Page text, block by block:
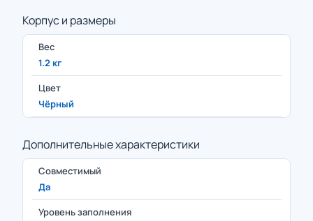
Корпус и размеры
Вес
1.2 кг
Цвет
Чёрный
Дополнительные характеристики
Совместимый
Да
Уровень заполнения